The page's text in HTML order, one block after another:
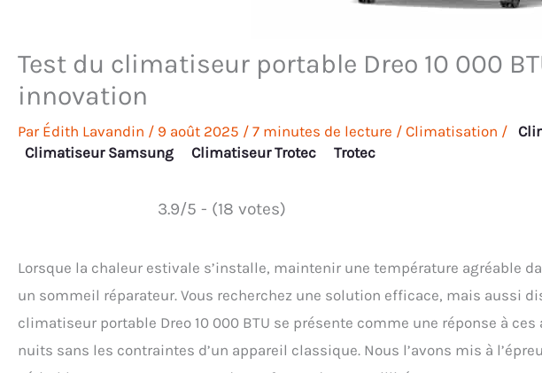
Test du climatiseur portable Dreo 10 000
innovation
Par Édith Lavandin / 9 août 2025 / 7 minutes de lecture / Climatisation /
Climatiseur Samsung
Climatiseur Trotec Trotec
3.9/5 - (18 votes)
Lorsque la chaleur estivale s’installe, maintenir une température agréable
un sommeil réparateur. Vous recherchez une solution efficace, mais aussi
climatiseur portable Dreo 10 000 BTU se présente comme une réponse à
nuits sans les contraintes d’un appareil classique. Nous l’avons mis à